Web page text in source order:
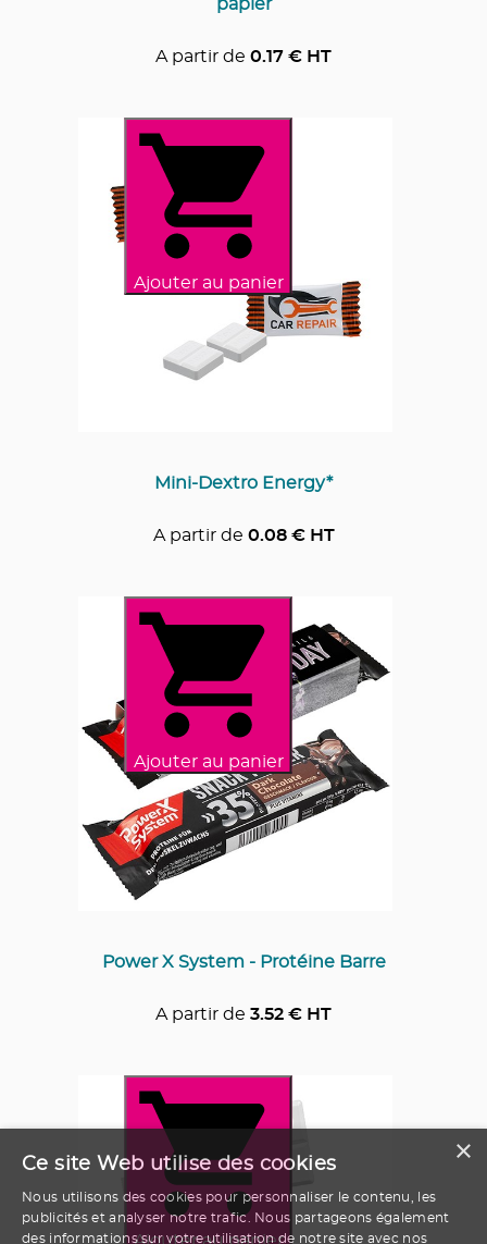
papier
A partir de 0.17 € HT
Ajouter au panier
Mini-Dextro Energy*
A partir de 0.08€ HT
Ajouter au panier
Power X System - Protéine Barre
A partir de 3.52 € HT
Ajouter au panier
×
Ce site Web utilise des cookies
Nous utilisons des cookies pour personnaliser le contenu, les
publicités et analyser notre trafic. Nous partageons également
des informations sur votre utilisation de notre site avec nos